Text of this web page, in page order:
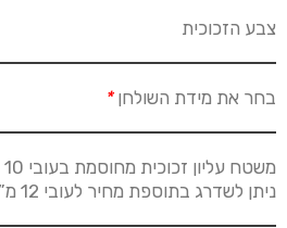
צבע הזכוכית
בחר את מידת השולחן*
ניתן לשדרג בתוספת מחיר לעובי 12 מ”מ